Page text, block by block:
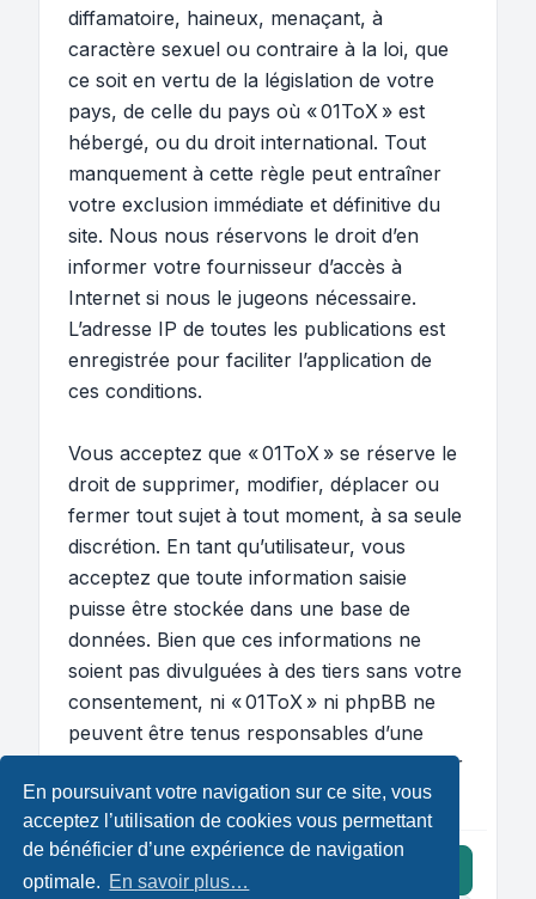
En poursuivant votre navigation sur ce site, vous
acceptez l’utilisation de cookies vous permettant
de bénéficier d’une expérience de navigation
optimale. En savoir plus…
diffamatoire, haineux, menaçant, à
caractère sexuel ou contraire à la loi, que
ce soit en vertu de la législation de votre
pays, de celle du pays où « 01ToX » est
hébergé, ou du droit international. Tout
manquement à cette règle peut entraîner
votre exclusion immédiate et définitive du
site. Nous nous réservons le droit d’en
informer votre fournisseur d’accès à
Internet si nous le jugeons nécessaire.
L’adresse IP de toutes les publications est
enregistrée pour faciliter l’application de
ces conditions.
Vous acceptez que « 01ToX » se réserve le
droit de supprimer, modifier, déplacer ou
fermer tout sujet à tout moment, à sa seule
discrétion. En tant qu’utilisateur, vous
acceptez que toute information saisie
puisse être stockée dans une base de
données. Bien que ces informations ne
soient pas divulguées à des tiers sans votre
consentement, ni « 01ToX » ni phpBB ne
peuvent être tenus responsables d’une
tentative de piratage susceptible d’entraîner
la compromission des données.
J’accepte ces conditions